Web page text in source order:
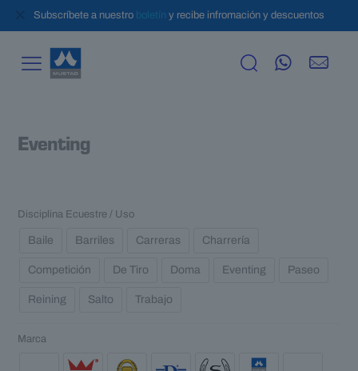
Subscríbete a nuestro boletín y recibe infromación y descuentos
Eventing
Disciplina Ecuestre / Uso
Baile Barriles Carreras Charrería
Competición De Tiro Doma Eventing Paseo
Reining Salto Trabajo
Marca